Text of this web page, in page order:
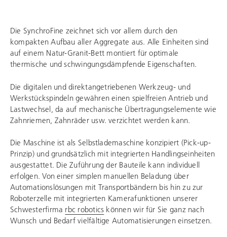
Die SynchroFine zeichnet sich vor allem durch den
kompakten Aufbau aller Aggregate aus. Alle Einheiten sind
auf einem Natur-Granit-Bett montiert für optimale
thermische und schwingungsdämpfende Eigenschaften.
Die digitalen und direktangetriebenen Werkzeug- und
Werkstückspindeln gewähren einen spielfreien Antrieb und
Lastwechsel, da auf mechanische Übertragungselemente wie
Zahnriemen, Zahnräder usw. verzichtet werden kann.
Die Maschine ist als Selbstlademaschine konzipiert (Pick-up-
Prinzip) und grundsätzlich mit integrierten Handlingseinheiten
ausgestattet. Die Zuführung der Bauteile kann individuell
erfolgen. Von einer simplen manuellen Beladung über
Automationslösungen mit Transportbändern bis hin zu zur
Roboterzelle mit integrierten Kamerafunktionen unserer
Schwesterfirma rbc robotics können wir für Sie ganz nach
Wunsch und Bedarf vielfältige Automatisierungen einsetzen.